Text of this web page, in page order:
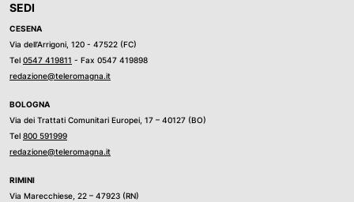
SEDI
CESENA
Via dell’Arrigoni, 120 - 47522 (FC)
Tel 0547 419811 - Fax 0547 419898
redazione@teleromagna.it
BOLOGNA
Via dei Trattati Comunitari Europei, 17 – 40127 (BO)
Tel 800 591999
redazione@teleromagna.it
RIMINI
Via Marecchiese, 22 – 47923 (RN)